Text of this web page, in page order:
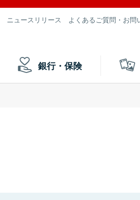
ニュースリリース よくあるご質問・お問
銀行・保険